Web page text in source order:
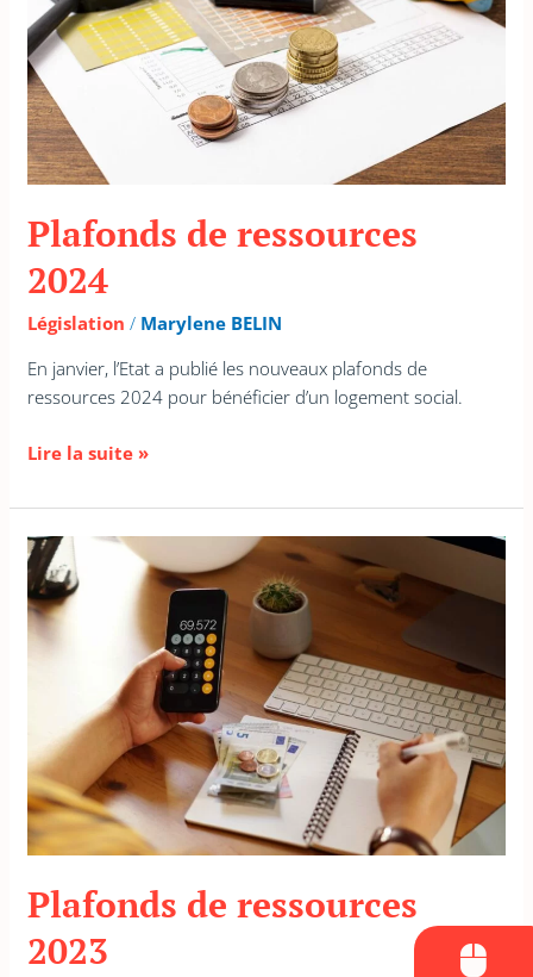
Plafonds de ressources
2024
Législation / Marylene BELIN
En janvier, l’Etat a publié les nouveaux plafonds de
ressources 2024 pour bénéficier d’un logement social.
Lire la suite »
Plafonds de ressources
2023
Plafonds
de
ressources
2023